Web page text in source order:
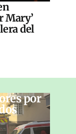
Mary’
del
por